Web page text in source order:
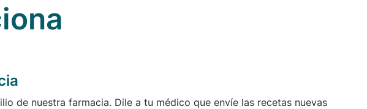
de nuestra farmacia. Dile a tu médico que envíe las recetas nuevas